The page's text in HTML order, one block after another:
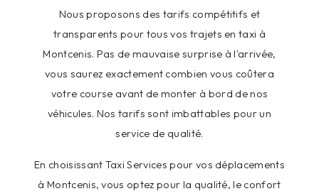
Nous proposons des tarifs compétitifs et
transparents pour tous vos trajets en taxi à
Montcenis. Pas de mauvaise surprise à l'arrivée,
vous saurez exactement combien vous coûtera
votre course avant de monter à bord de nos
véhicules. Nos tarifs sont imbattables pour un
service de qualité.
En choisissant Taxi Services pour vos déplacements
à Montcenis, vous optez pour la qualité, le confort